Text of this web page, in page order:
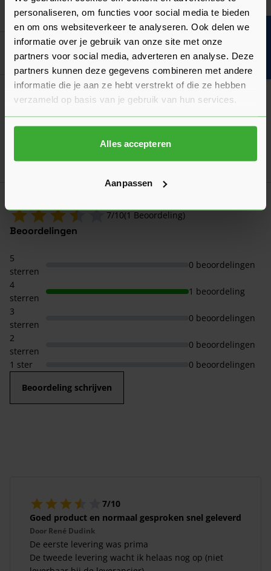
personaliseren, om functies voor social media te bieden
en om ons websiteverkeer te analyseren. Ook delen we
informatie over je gebruik van onze site met onze
partners voor social media, adverteren en analyse. Deze
partners kunnen deze gegevens combineren met andere
informatie die je aan ze hebt verstrekt of die ze hebben
verzameld op basis van je gebruik van hun services.
Alles accepteren
Aanpassen
Goed voorbereid aan de slag
Verwerkingsadvies
Unipanel montage
Lees hier ons verwerkingsadvies over Unipanel voor de
Leestijd: 1 minuut
Lees
7/10(1 Beoordeling)
Beoordelingen
5
sterren
0 beoordelingen
4
sterren
1 beoordeling
3
sterren
0 beoordelingen
2
sterren
0 beoordelingen
1 ster
0 beoordelingen
Beoordeling schrijven
7/10
Goed product en normaal gesproken snel geleverd
Door René Dudink
De eerste levering was prima
De tweede levering wacht ik helaas nog op (niet